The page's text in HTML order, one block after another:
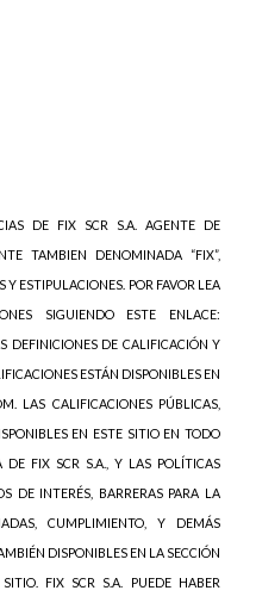
DE FIX SCR S.A. AGENTE DE
TAMBIEN DENOMINADA “FIX”,
Y ESTIPULACIONES. POR FAVOR LEA
SIGUIENDO ESTE ENLACE:
DEFINICIONES DE CALIFICACIÓN Y
ESTÁN DISPONIBLES EN
LAS CALIFICACIONES PÚBLICAS,
EN ESTE SITIO EN TODO
FIX SCR S.A., Y LAS POLÍTICAS
DE INTERÉS, BARRERAS PARA LA
CUMPLIMIENTO, Y DEMÁS
DISPONIBLES EN LA SECCIÓN
FIX SCR S.A. PUEDE HABER